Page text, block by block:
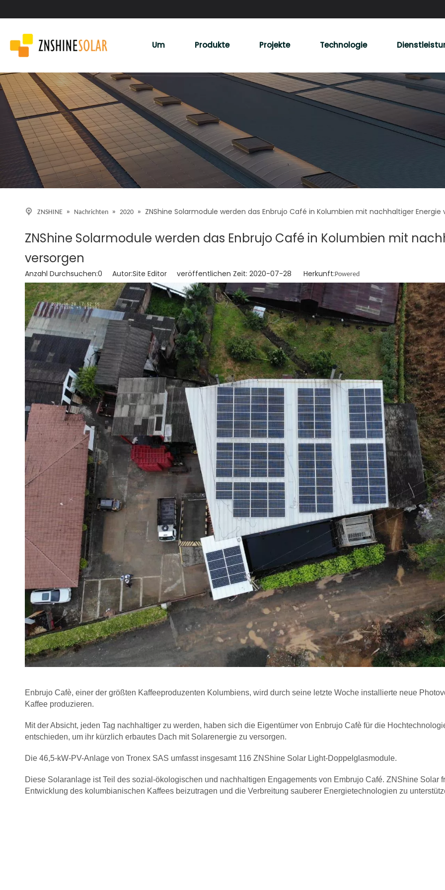
Um Produkte Projekte Technologie
Detail
ZNSHINE » Nachrichten » 2020 » ZNShine Solarmodule werden das Enbrujo Café in Kolumbien mit nachhaltiger Energie
ZNShine Solarmodule werden das Enbrujo Café in Kolumbien mit
versorgen
Anzahl Durchsuchen:0 Autor:Site Editor veröffentlichen Zeit: 2020-07-28 Herkunft:Powered
Enbrujo Cafè, einer der größten Kaffeeproduzenten Kolumbiens, wird durch seine letzte Woche installierte neue
Kaffee produzieren.
Mit der Absicht, jeden Tag nachhaltiger zu werden, haben sich die Eigentümer von Enbrujo Cafè für die
entschieden, um ihr kürzlich erbautes Dach mit Solarenergie zu versorgen.
Die 46,5-kW-PV-Anlage von Tronex SAS umfasst insgesamt 116 ZNShine Solar Light-Doppelglasmodule.
Diese Solaranlage ist Teil des sozial-ökologischen und nachhaltigen Engagements von Embrujo Café. ZNShine Solar
Entwicklung des kolumbianischen Kaffees beizutragen und die Verbreitung sauberer Energietechnologien zu